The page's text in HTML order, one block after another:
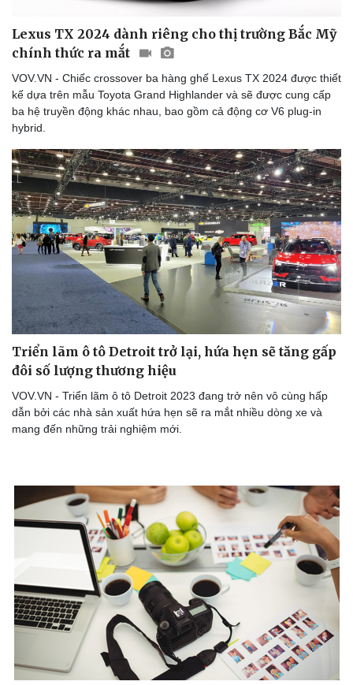
Lexus TX 2024 dành riêng cho thị trường Bắc Mỹ
chính thức ra mắt
VOV.VN - Chiếc crossover ba hàng ghế Lexus TX 2024 được thiết
kế dựa trên mẫu Toyota Grand Highlander và sẽ được cung cấp
ba hệ truyền động khác nhau, bao gồm cả động cơ V6 plug-in
hybrid.
Triển lãm ô tô Detroit trở lại, hứa hẹn sẽ tăng gấp
đôi số lượng thương hiệu
VOV.VN - Triển lãm ô tô Detroit 2023 đang trở nên vô cùng hấp
dẫn bởi các nhà sản xuất hứa hẹn sẽ ra mắt nhiều dòng xe và
mang đến những trải nghiệm mới.